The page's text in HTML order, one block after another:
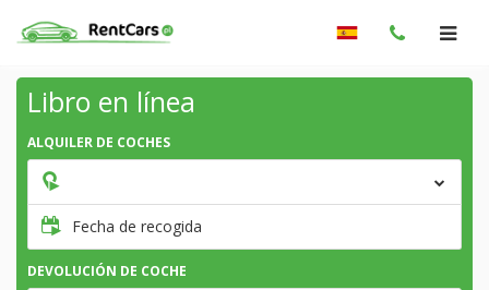
Libro en línea
ALQUILER DE COCHES
Fecha de recogida
DEVOLUCIÓN DE COCHE